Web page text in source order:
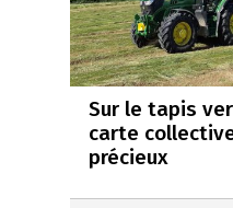
Sur le tapis
carte
précieux